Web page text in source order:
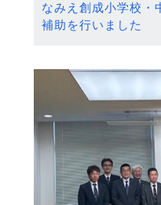
なみえ創成小学校・
補助を行いました